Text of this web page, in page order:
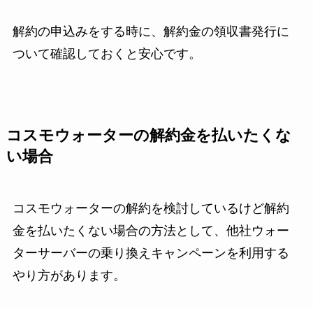
解約の申込みをする時に、解約金の領収書発行に
ついて確認しておくと安心です。
コスモウォーターの解約金を払いたくな
い場合
コスモウォーターの解約を検討しているけど解約
金を払いたくない場合の方法として、他社ウォー
ターサーバーの乗り換えキャンペーンを利用する
やり方があります。